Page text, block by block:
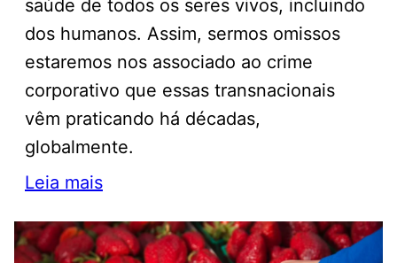
saúde de todos os seres vivos, incluindo
dos humanos. Assim, sermos omissos
estaremos nos associado ao crime
corporativo que essas transnacionais
vêm praticando há décadas,
globalmente.
Leia mais